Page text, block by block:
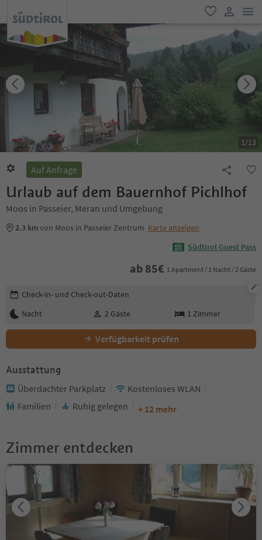
favorit
1/13
Auf Anfrage
Urlaub auf dem Bauernhof Pichlhof
Moos in Passeier, Meran und Umgebung
2.3 kmvon Moos in Passeier Zentrum Karte anzeigen
Südtirol Guest Pass
ab 85€ 1 Apartment / 1 Nacht / 2 Gäste
Buchungsdetails bearbeiten
Check-in- und Check-out-Daten
Nacht
2 Gäste 1 Zimmer
Verfügbarkeit prüfen
Ausstattung
Überdachter Parkplatz
Kostenloses WLAN
Familien
Ruhig gelegen + 12 mehr
Zimmer entdecken